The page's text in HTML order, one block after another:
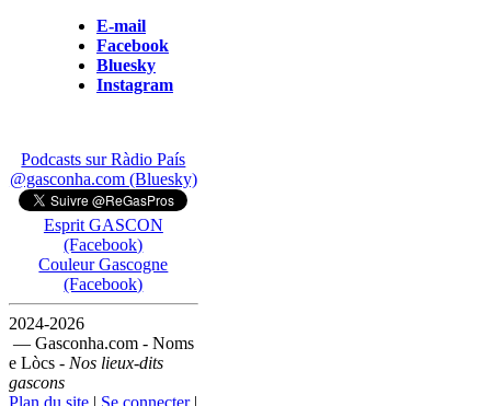
E-mail
Facebook
Bluesky
Instagram
Podcasts sur Ràdio País
@gasconha.com (Bluesky)
Esprit GASCON
(Facebook)
Couleur Gascogne
(Facebook)
2024-2026
— Gasconha.com - Noms
e Lòcs - Nos lieux-dits
gascons
Plan du site | Se connecter|